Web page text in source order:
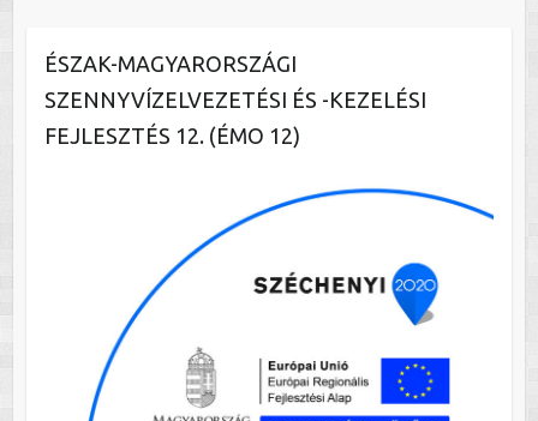
ÉSZAK-MAGYARORSZÁGI
SZENNYVÍZELVEZETÉSI ÉS -KEZELÉSI
FEJLESZTÉS 12. (ÉMO 12)